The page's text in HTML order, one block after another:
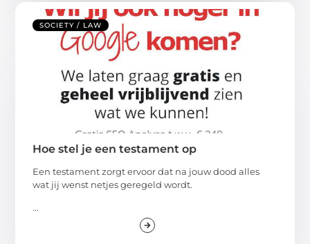
SOCIETY / LAW
Hoe stel je een testament op
Een testament zorgt ervoor dat na jouw dood alles
wat jij wenst netjes geregeld wordt.
...